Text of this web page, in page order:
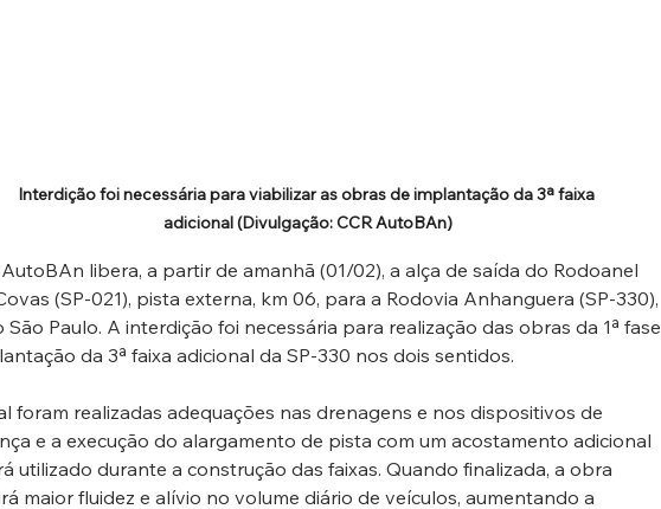
Interdição foi necessária para viabilizar as obras de implantação da 3ª faixa
adicional (Divulgação: CCR AutoBAn)
AutoBAn libera, a partir de amanhã (01/02), a alça de saída do Rodoanel
(SP-021), pista externa, km 06, para a Rodovia Anhanguera (SP-330),
São Paulo. A interdição foi necessária para realização das obras da 1ª fase
da 3ª faixa adicional da SP-330 nos dois sentidos.
foram realizadas adequações nas drenagens e nos dispositivos de
e a execução do alargamento de pista com um acostamento adicional
utilizado durante a construção das faixas. Quando finalizada, a obra
maior fluidez e alívio no volume diário de veículos, aumentando a